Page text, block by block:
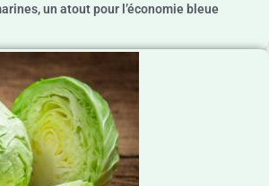
un atout pour l’économie bleue